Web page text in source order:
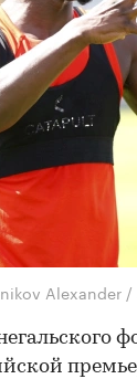
Alexander